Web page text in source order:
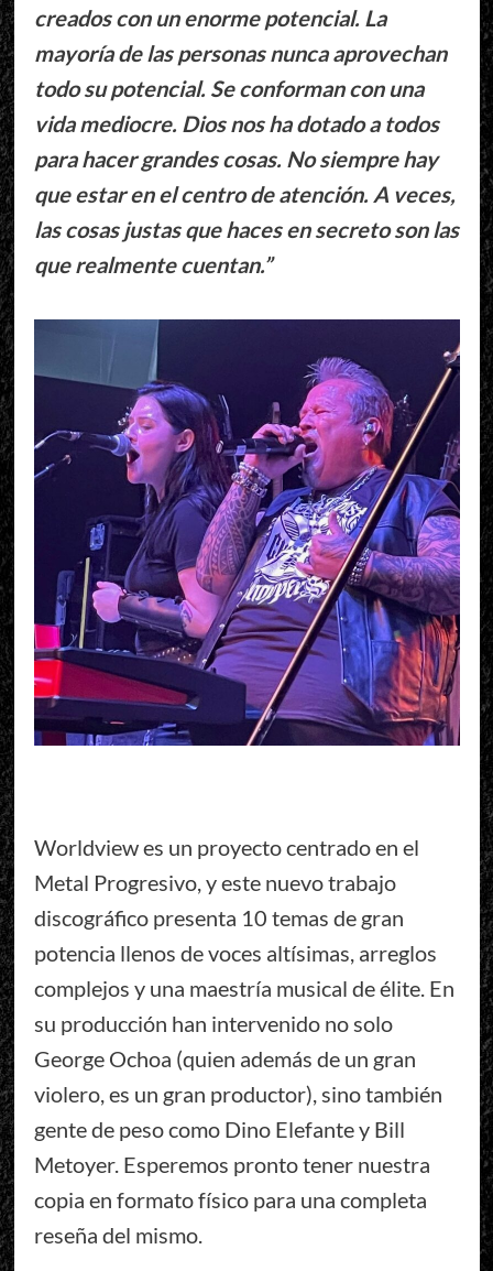
creados con un enorme potencial. La
mayoría de las personas nunca aprovechan
todo su potencial. Se conforman con una
vida mediocre. Dios nos ha dotado a todos
para hacer grandes cosas. No siempre hay
que estar en el centro de atención. A veces,
las cosas justas que haces en secreto son las
que realmente cuentan.”
Worldview es un proyecto centrado en el
Metal Progresivo, y este nuevo trabajo
discográfico presenta 10 temas de gran
potencia llenos de voces altísimas, arreglos
complejos y una maestría musical de élite. En
su producción han intervenido no solo
George Ochoa (quien además de un gran
violero, es un gran productor), sino también
gente de peso como Dino Elefante y Bill
Metoyer. Esperemos pronto tener nuestra
copia en formato físico para una completa
reseña del mismo.